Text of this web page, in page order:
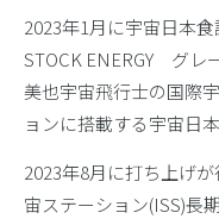
2023年1月に宇宙日本
STOCK ENERGY グレ
美也宇宙飛行士の国際
ョンに搭載する宇宙日
2023年8月に打ち上げ
宙ステーション(ISS)長